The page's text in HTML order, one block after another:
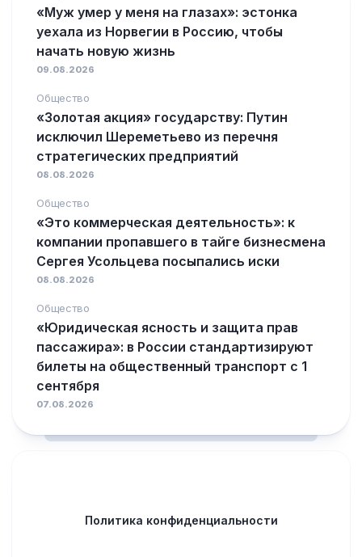
«Муж умер у меня на глазах»: эстонка
уехала из Норвегии в Россию, чтобы
начать новую жизнь
09.08.2026
Общество
«Золотая акция» государству: Путин
исключил Шереметьево из перечня
стратегических предприятий
08.08.2026
Общество
«Это коммерческая деятельность»: к
компании пропавшего в тайге бизнесмена
Сергея Усольцева посыпались иски
08.08.2026
Общество
«Юридическая ясность и защита прав
пассажира»: в России стандартизируют
билеты на общественный транспорт с 1
сентября
07.08.2026
Политика конфиденциальности